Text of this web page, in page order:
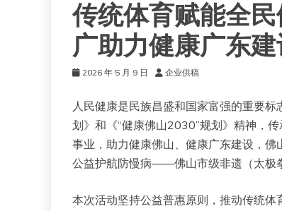
传统体育赋能全
广助力健康广东
2026 年 5 月 9 日 企业供稿
人民健康是民族昌盛和国家富强的重要
划》和《“健康佛山2030”规划》精神，
事业，助力健康佛山、健康广东建设，佛
公益护航防慢病——佛山市级非遗（太极
本次活动坚持公益普惠原则，推动传统